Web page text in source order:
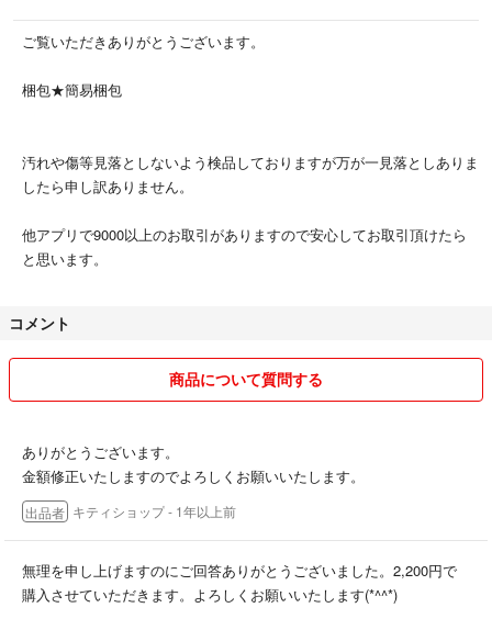
ご覧いただきありがとうございます。
梱包★簡易梱包
汚れや傷等見落としないよう検品しておりますが万が一見落としありま
したら申し訳ありません。
他アプリで9000以上のお取引がありますので安心してお取引頂けたら
と思います。
コメント
商品について質問する
ありがとうございます。
金額修正いたしますのでよろしくお願いいたします。
出品者 キティショップ- 1年以上前
無理を申し上げますのにご回答ありがとうございました。2,200円で
購入させていただきます。よろしくお願いいたします(*^^*)